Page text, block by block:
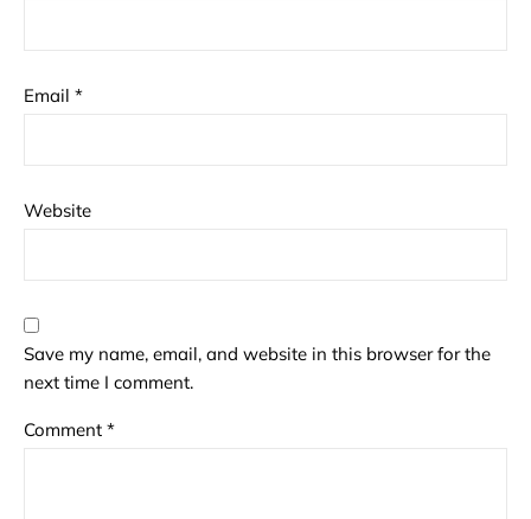
Email *
Website
Save my name, email, and website in this browser for the
next time I comment.
Comment *